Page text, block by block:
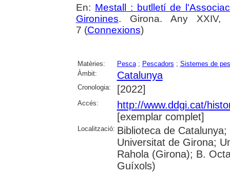
En: Mestall : butlletí de
Gironines. Girona. Any XXIV,
7 (Connexions)
Matèries: Pesca; Pescadors ; Sistemes de
Àmbit:
Catalunya
Cronologia: [2022]
Accés:
http://www.ddgi.cat/
[exemplar complet]
Localització: Biblioteca de
Universitat de Girona;
Rahola (Girona); B.
Guíxols)